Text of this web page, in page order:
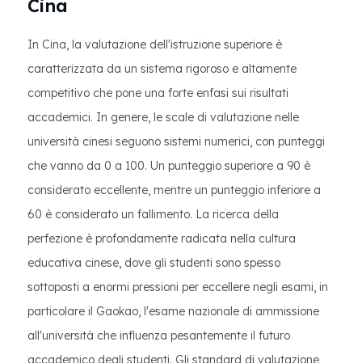
Cina
In Cina, la valutazione dell'istruzione superiore è
caratterizzata da un sistema rigoroso e altamente
competitivo che pone una forte enfasi sui risultati
accademici. In genere, le scale di valutazione nelle
università cinesi seguono sistemi numerici, con punteggi
che vanno da 0 a 100. Un punteggio superiore a 90 è
considerato eccellente, mentre un punteggio inferiore a
60 è considerato un fallimento. La ricerca della
perfezione è profondamente radicata nella cultura
educativa cinese, dove gli studenti sono spesso
sottoposti a enormi pressioni per eccellere negli esami, in
particolare il Gaokao, l'esame nazionale di ammissione
all'università che influenza pesantemente il futuro
accademico degli studenti. Gli standard di valutazione